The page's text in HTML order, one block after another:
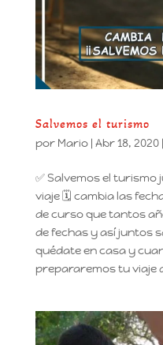
Salvemos el turismo
por Mario| Abr 18, 2020|
✅ Salvemos el turismo
viaje 🗓 cambia las
de curso que tantos
de fechas y así juntos
quédate en casa y
prepararemos tu viaje